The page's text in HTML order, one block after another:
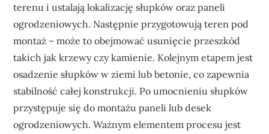
terenu i ustalają lokalizację słupków oraz paneli
ogrodzeniowych. Następnie przygotowują teren pod
montaż – może to obejmować usunięcie przeszkód
takich jak krzewy czy kamienie. Kolejnym etapem jest
osadzenie słupków w ziemi lub betonie, co zapewnia
stabilność całej konstrukcji. Po umocnieniu słupków
przystępuje się do montażu paneli lub desek
ogrodzeniowych. Ważnym elementem procesu jest